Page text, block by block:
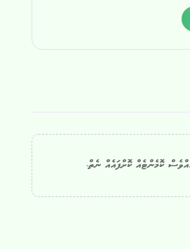
ކޮމެންޓެއް ކޮށްފައެއް ނެތް.